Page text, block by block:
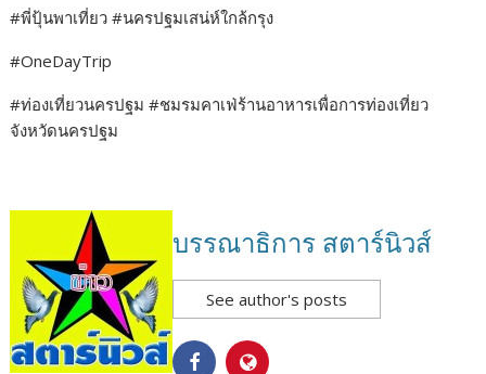
#พี่ปุ้นพาเที่ยว #นครปฐมเสน่ห์ใกล้กรุง
#OneDayTrip
#ท่องเที่ยวนครปฐม #ชมรมคาเฟ่ร้านอาหารเพื่อการท่องเที่ยว
จังหวัดนครปฐม
บรรณาธิการ สตาร์นิวส์
See author's posts